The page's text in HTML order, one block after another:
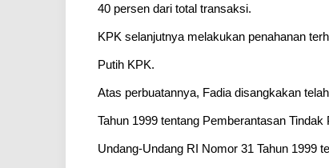
40 persen dari total transaksi.
KPK selanjutnya melakukan penahanan
Putih KPK.
Atas perbuatannya, Fadia disangkakan
Tahun 1999 tentang Pemberantasan
Undang-Undang RI Nomor 31 Tahun 1999